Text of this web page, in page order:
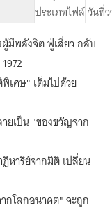
ประเภทไฟล์วันที่
มีพลังจิต ฟู่เสี่ยว กลับ
เศษ" เต็มไปด้วย
ยเป็น "ของขวัญจาก
หาริย์จากมิติ เปลี่ยน
กโลกอนาคต" จะถูก